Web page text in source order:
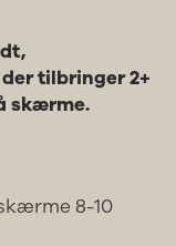
tilbringer 2+
skærme.
8-10